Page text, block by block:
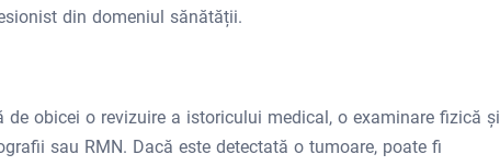
din domeniul sănătății.
de obicei o revizuire a istoricului medical, o examinare fizică și
sau RMN. Dacă este detectată o tumoare, poate fi